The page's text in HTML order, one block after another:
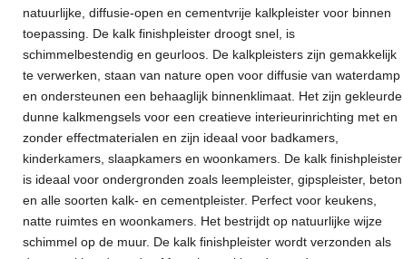
natuurlijke, diffusie-open en cementvrije kalkpleister voor binnen
toepassing. De kalk finishpleister droogt snel, is
schimmelbestendig en geurloos. De kalkpleisters zijn gemakkelijk
te verwerken, staan ​​van nature open voor diffusie van waterdamp
en ondersteunen een behaaglijk binnenklimaat. Het zijn gekleurde,
dunne kalkmengsels voor een creatieve interieurinrichting met en
zonder effectmaterialen en zijn ideaal voor badkamers,
kinderkamers, slaapkamers en woonkamers. De kalk finishpleister
is ideaal voor ondergronden zoals leempleister, gipspleister, beton
en alle soorten kalk- en cementpleister. Perfect voor keukens,
natte ruimtes en woonkamers. Het bestrijdt op natuurlijke wijze
schimmel op de muur. De kalk finishpleister wordt verzonden als